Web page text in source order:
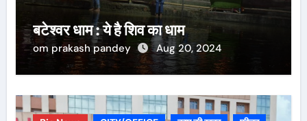
बटेश्वर धाम : ये है शिव का धाम
om prakash pandey Aug 20, 2024